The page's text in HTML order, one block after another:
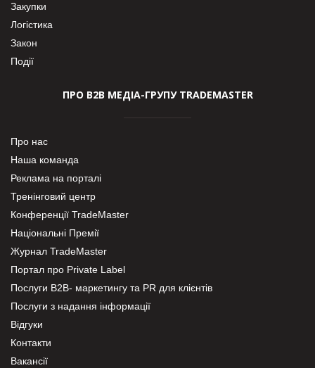
Закупки
Логістика
Закон
Події
ПРО В2В МЕДІА-ГРУПУ TRADEMASTER
Про нас
Наша команда
Реклама на порталі
Тренінговий центр
Конференції TradeMaster
Національні Премії
Журнал TradeMaster
Портал про Private Label
Послуги В2В- маркетингу та PR для клієнтів
Послуги з надання інформації
Відгуки
Контакти
Вакансії